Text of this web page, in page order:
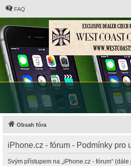
FAQ
Obsah fóra
iPhone.cz - fórum - Podmínky pro
Svým přístupem na „iPhone.cz - fórum“ (dále